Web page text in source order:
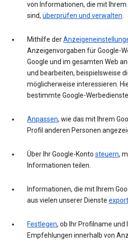
von Informationen, die mit
sind, überprüfen und verwalten.
Mithilfe der
Anzeigenvorgaben für Google-
Google und im gesamten Web
und bearbeiten, beispielsweise
möglicherweise interessieren.
bestimmte Google-
Anpassen, wie das mit Ihrem
Profil anderen Personen
Über Ihr Google-Konto steuern,
Informationen teilen.
Informationen, die mit Ihrem
aus vielen unserer Dienste
Festlegen, ob Ihr Profilname und
Empfehlungen innerhalb von